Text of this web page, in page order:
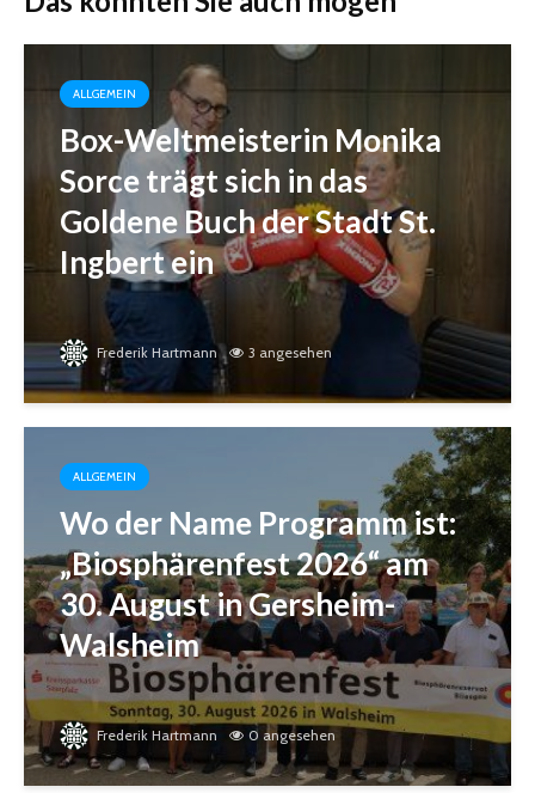
ALLGEMEIN
Box-Weltmeisterin Monika
Sorce trägt sich in das
Goldene Buch der Stadt St.
Ingbert ein
Frederik Hartmann 3 angesehen
ALLGEMEIN
Wo der Name Programm ist:
„Biosphärenfest 2026“ am
30. August in Gersheim-
Walsheim
Frederik Hartmann 0 angesehen